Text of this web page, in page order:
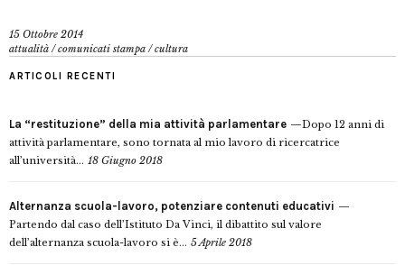
15 Ottobre 2014
attualità /comunicati stampa /cultura
ARTICOLI RECENTI
La “restituzione” della mia attività parlamentare
Dopo 12 anni di
attività parlamentare, sono tornata al mio lavoro di ricercatrice
all’università... 18 Giugno 2018
Alternanza scuola-lavoro, potenziare contenuti educativi
Partendo dal caso dell’Istituto Da Vinci, il dibattito sul valore
dell’alternanza scuola-lavoro si è... 5 Aprile 2018